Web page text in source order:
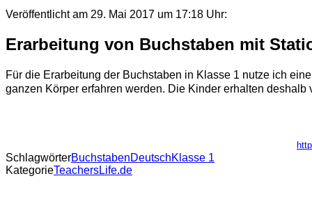
Veröffentlicht am 29. Mai 2017 um 17:18 Uhr:
Erarbeitung von Buchstaben mit
Für die Erarbeitung der Buchstaben in Klasse 1 nutze ich
ganzen Körper erfahren werden. Die Kinder erhalten
SchlagwörterBuchstabenDeutschKlasse 1
KategorieTeachersLife.de